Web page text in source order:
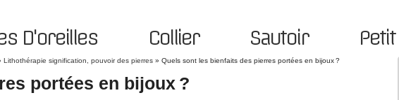
D'oreilles Collier Sautoir
Lithothérapie signification, pouvoir des pierres » Quels sont les bienfaits des pierres portées en bijoux ?
portées en bijoux ?